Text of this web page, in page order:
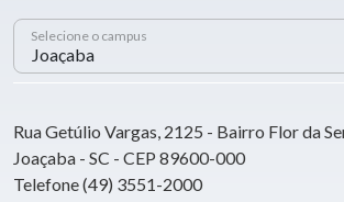
Selecione o campus
Rua Getúlio Vargas, 2125 - Bairro Flor da
Joaçaba - SC - CEP 89600-000
Telefone (49) 3551-2000